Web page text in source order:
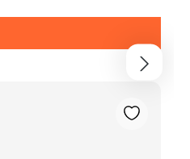
oder zu